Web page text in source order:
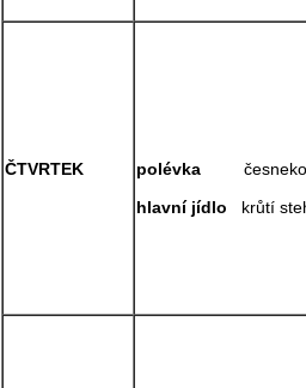
ČTVRTEK polévka
hlavní jídlo krůtí